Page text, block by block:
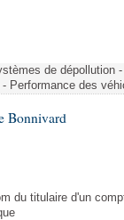
de dépollution
Performance des
Bonnivard
du titulaire d'un